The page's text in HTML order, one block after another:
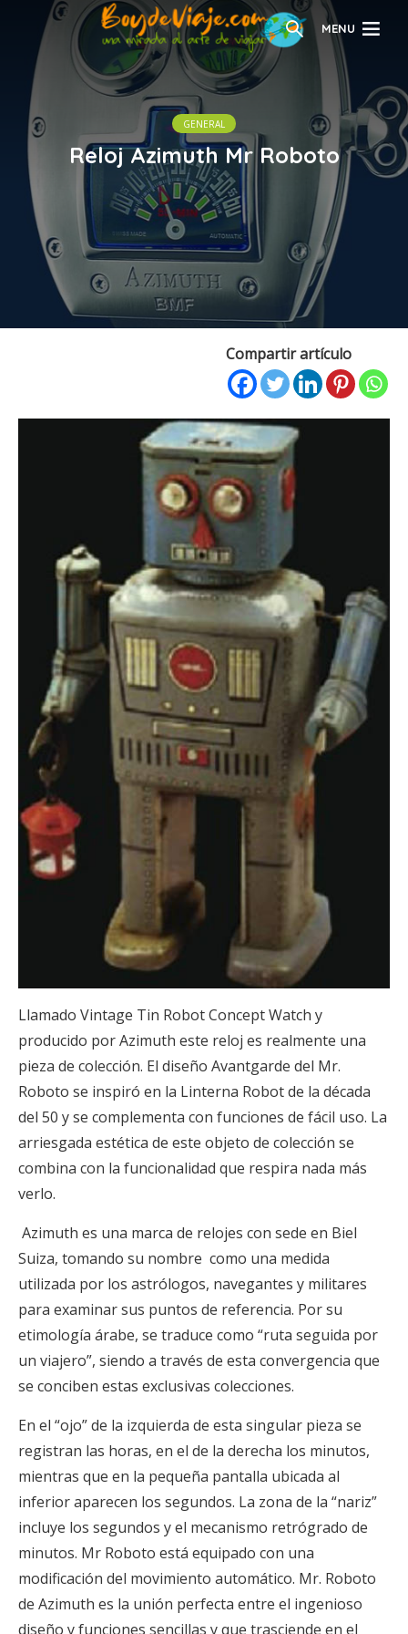
MENU
GENERAL
Reloj Azimuth Mr Roboto
Compartir artículo
Llamado Vintage Tin Robot Concept Watch y
producido por Azimuth este reloj es realmente una
pieza de colección. El diseño Avantgarde del Mr.
Roboto se inspiró en la Linterna Robot de la década
del 50 y se complementa con funciones de fácil uso. La
arriesgada estética de este objeto de colección se
combina con la funcionalidad que respira nada más
verlo.
Azimuth es una marca de relojes con sede en Biel
Suiza, tomando su nombre como una medida
utilizada por los astrólogos, navegantes y militares
para examinar sus puntos de referencia. Por su
etimología árabe, se traduce como “ruta seguida por
un viajero”, siendo a través de esta convergencia que
se conciben estas exclusivas colecciones.
En el “ojo” de la izquierda de esta singular pieza se
registran las horas, en el de la derecha los minutos,
mientras que en la pequeña pantalla ubicada al
inferior aparecen los segundos. La zona de la “nariz”
incluye los segundos y el mecanismo retrógrado de
minutos. Mr Roboto está equipado con una
modificación del movimiento automático. Mr. Roboto
de Azimuth es la unión perfecta entre el ingenioso
diseño y funciones sencillas y que trasciende en el